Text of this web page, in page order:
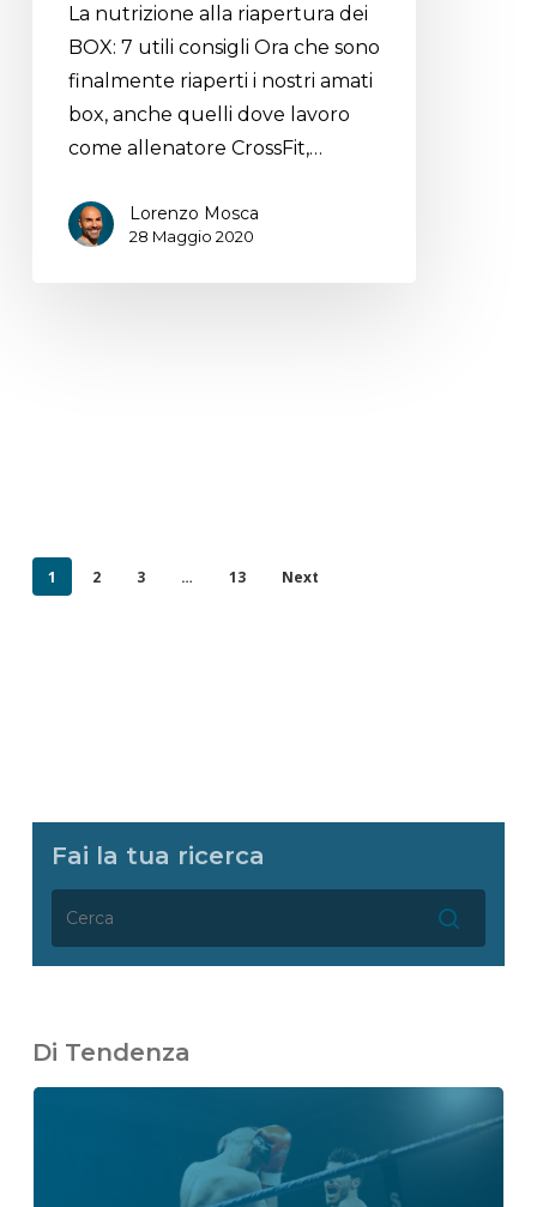
La nutrizione alla riapertura dei
BOX: 7 utili consigli Ora che sono
finalmente riaperti i nostri amati
box, anche quelli dove lavoro
come allenatore CrossFit,…
Lorenzo Mosca
28 Maggio 2020
1 2 3 … 13 Next
Fai la tua ricerca
Di Tendenza